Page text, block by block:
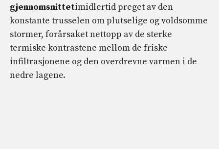
gjennomsnittetimidlertid preget av den
konstante trusselen om plutselige og voldsomme
stormer, forårsaket nettopp av de sterke
termiske kontrastene mellom de friske
infiltrasjonene og den overdrevne varmen i de
nedre lagene.